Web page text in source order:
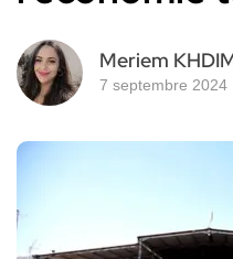
Meriem
7 septembre 2024